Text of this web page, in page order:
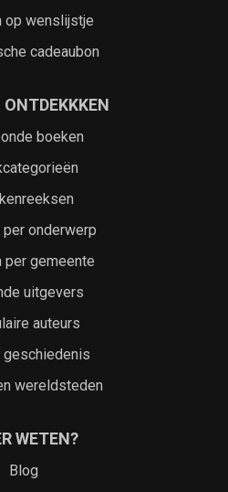
op wenslijstje
cadeaubon
ONTDEKKKEN
boeken
per onderwerp
per gemeente
uitgevers
auteurs
geschiedenis
wereldsteden
WETEN?
Blog